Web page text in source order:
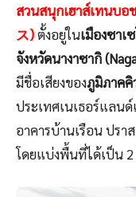
สวนสนุกเฮาส์เทนบอ
ス)ตั้งอยู่ในเมืองซาเ
จังหวัดนางาซากิ
มีชื่อเสียงของภูมิภาคคิ
ประเทศเนเธอร์แลน
อาคารบ้านเรือน ปร
โดยแบ่งพื้นที่ได้เป็น